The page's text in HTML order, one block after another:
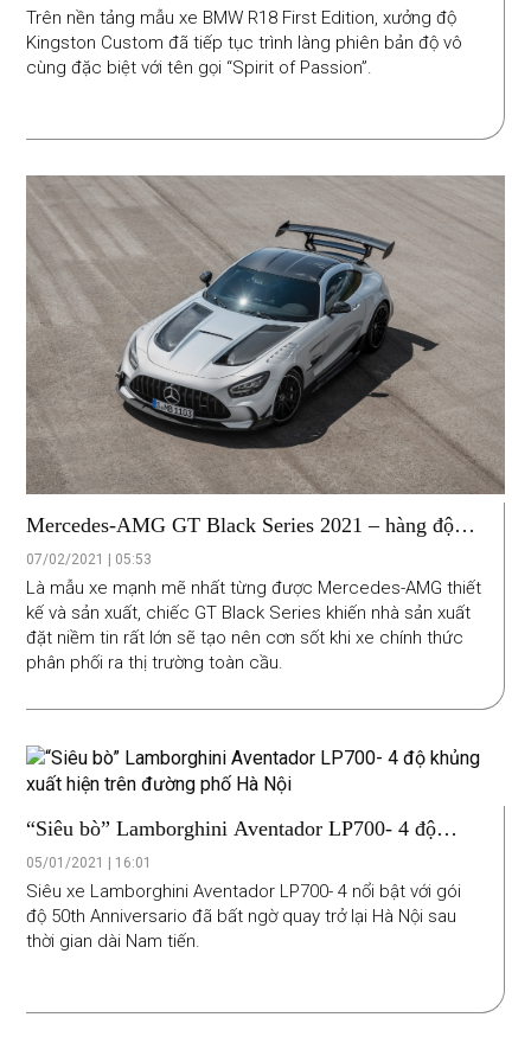
Trên nền tảng mẫu xe BMW R18 First Edition, xưởng độ
Kingston Custom đã tiếp tục trình làng phiên bản độ vô
cùng đặc biệt với tên gọi “Spirit of Passion”.
Mercedes-AMG GT Black Series 2021 – hàng độc
mạnh nhất lịch sử xe AMG
07/02/2021 | 05:53
Là mẫu xe mạnh mẽ nhất từng được Mercedes-AMG thiết
kế và sản xuất, chiếc GT Black Series khiến nhà sản xuất
đặt niềm tin rất lớn sẽ tạo nên cơn sốt khi xe chính thức
phân phối ra thị trường toàn cầu.
“Siêu bò” Lamborghini Aventador LP700- 4 độ
khủng xuất hiện trên đường phố Hà Nội
05/01/2021 | 16:01
Siêu xe Lamborghini Aventador LP700- 4 nổi bật với gói
độ 50th Anniversario đã bất ngờ quay trở lại Hà Nội sau
thời gian dài Nam tiến.